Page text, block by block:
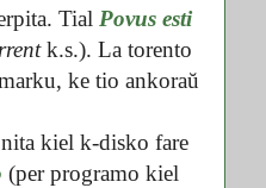
Tial Povus esti
k.s.). La torento
ke tio ankoraŭ
kiel k-disko fare
(per programo kiel